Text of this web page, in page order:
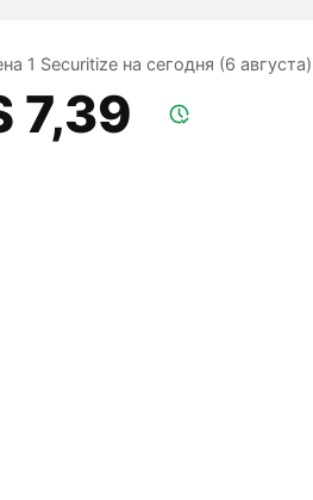
1 Securitize на сегодня (6 августа)
7,39